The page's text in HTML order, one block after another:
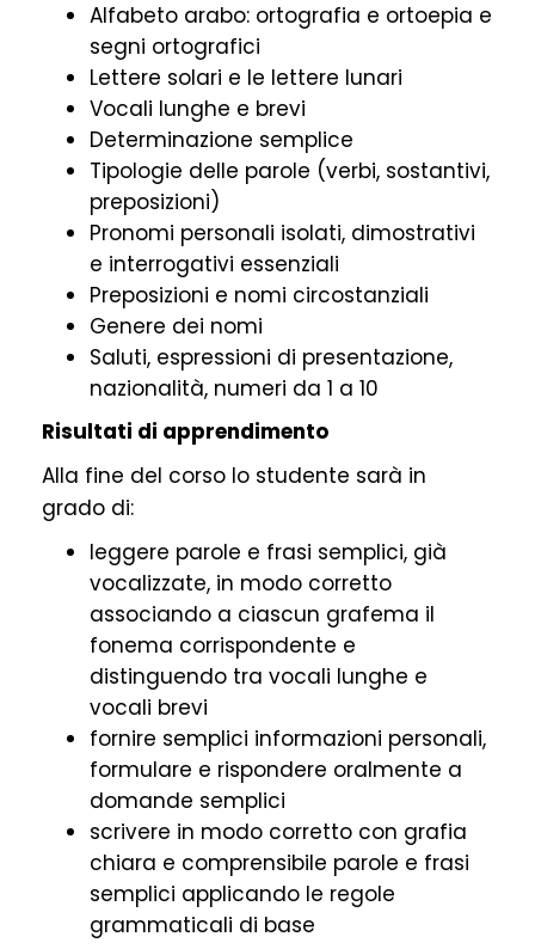
Alfabeto arabo: ortografia e ortoepia e
segni ortografici
Lettere solari e le lettere lunari
Vocali lunghe e brevi
Determinazione semplice
Tipologie delle parole (verbi, sostantivi,
preposizioni)
Pronomi personali isolati, dimostrativi
e interrogativi essenziali
Preposizioni e nomi circostanziali
Genere dei nomi
Saluti, espressioni di presentazione,
nazionalità, numeri da 1 a 10
Risultati di apprendimento
Alla fine del corso lo studente sarà in
grado di:
leggere parole e frasi semplici, già
vocalizzate, in modo corretto
associando a ciascun grafema il
fonema corrispondente e
distinguendo tra vocali lunghe e
vocali brevi
fornire semplici informazioni personali,
formulare e rispondere oralmente a
domande semplici
scrivere in modo corretto con grafia
chiara e comprensibile parole e frasi
semplici applicando le regole
grammaticali di base